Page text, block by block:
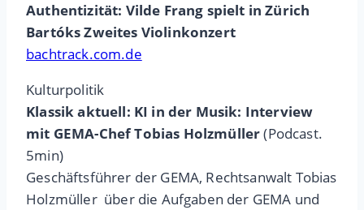
Authentizität: Vilde Frang spielt in Zürich
Bartóks Zweites Violinkonzert
bachtrack.com.de
Kulturpolitik
Klassik aktuell: KI in der Musik: Interview
mit GEMA-Chef Tobias Holzmüller(Podcast.
5min)
Geschäftsführer der GEMA, Rechtsanwalt Tobias
Holzmüller über die Aufgaben der GEMA und